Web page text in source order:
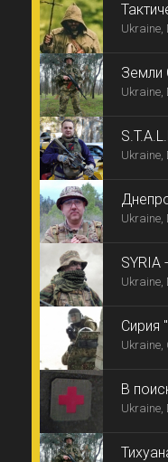
Ukraine,
Земли
Ukraine,
Ukraine,
-9"
Ukraine,
SYRIA
Ukraine,
Сирия
Ukraine,
В
Ukraine,